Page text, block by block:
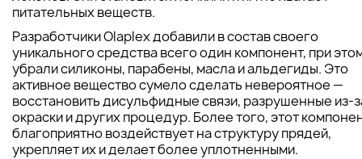
питательных веществ.
Разработчики Olaplex добавили в состав своего
уникального средства всего один компонент, при
убрали силиконы, парабены, масла и альдегиды. Это
активное вещество сумело сделать невероятное —
восстановить дисульфидные связи, разрушенные из-
окраски и других процедур. Более того, этот
благоприятно воздействует на структуру прядей,
укрепляет их и делает более уплотненными.